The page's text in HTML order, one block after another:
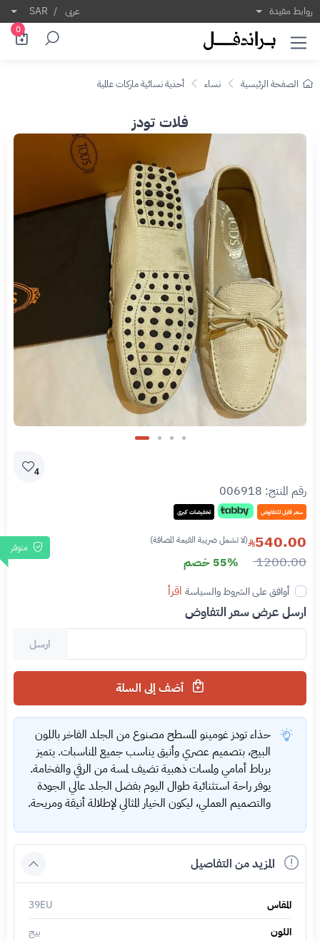
روابط مفيدة عربى /
SAR
0
الصفحة الرئيسية نساء أحذية نسائية ماركات عالمية
فلات تودز
4
رقم المنتج: 006918
سعر قابل للتفاوض تخفيضات كبرى
متوفر 540.00 (لا تشمل ضريبة القيمة المضافة)
1200.00 55% خصم
أوافق على الشروط والسياسة اقرأ
ارسل عرض سعر التفاوض
ارسل
حذاء تودز غومينو المسطح مصنوع من الجلد الفاخر باللون
البيج، بتصميم عصري وأنيق يناسب جميع المناسبات. يتميز
برباط أمامي ولمسات ذهبية تضيف لمسة من الرقي والفخامة.
يوفر راحة استثنائية طوال اليوم بفضل الجلد عالي الجودة
والتصميم العملي، ليكون الخيار المثالي لإطلالة أنيقة ومريحة.
المزيد من التفاصيل
المقاس
39EU
اللون
بيج